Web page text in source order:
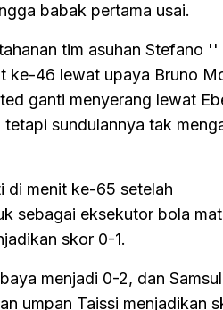
babak pertama usai.
tim asuhan Stefano ''
ke-46 lewat upaya Bruno
ganti menyerang lewat
sundulannya tak
di menit ke-65 setelah
sebagai eksekutor bola
skor 0-1.
menjadi 0-2, dan Samsul
umpan Taissi menjadikan